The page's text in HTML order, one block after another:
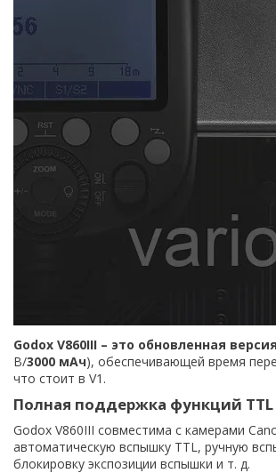
Godox V860III – это обновленная
В/3000 мАч), обеспечивающей время
что стоит в V1.
Полная поддержка функций TTL
Godox V860III совместима с камерами
автоматическую вспышку TTL, ручную
блокировку экспозиции вспышки и т. д.